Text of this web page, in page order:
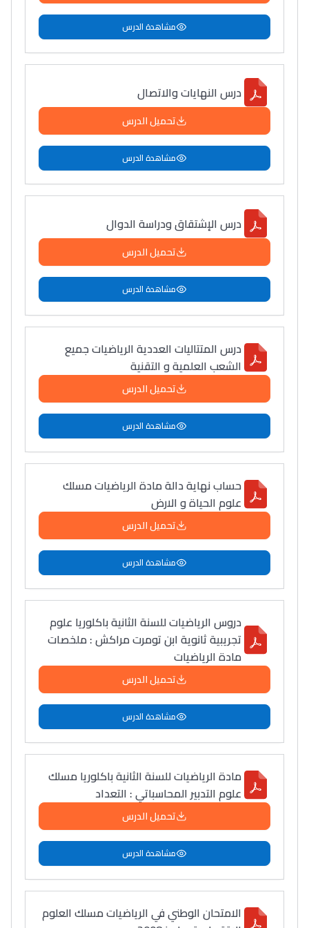
Lycée Maroc
Collège au Maroc
التعليم الثانوي الإعدادي
Post-Bac
Interviews/Vidéos
+ de 89 Interviews/Vidéos
دليل المهن
ما يزيد عن 149 مهنة
دليل التوجيه
التوجيه بالثانوي و الإعدادي
Ki Derti Liha
باش تقدر تساعد الناس
يلقاو التوازن من الدّاخل
ومن الخارج، بشرى
أمسكين بنات مسارها
خطوة بخطوة - مترجم
القراية و الخدمة فمجال
تقويم البصر مع المختصّة
مريم الزواكي
المبدع فمجال الديكور و
مشاهدة الدرس
درس النهايات والاتصال
تحميل الدرس
مشاهدة الدرس
درس الإشتقاق ودراسة الدوال
تحميل الدرس
مشاهدة الدرس
درس المتتاليات العددية الرياضيات جميع
الشعب العلمية و التقنية
تحميل الدرس
مشاهدة الدرس
حساب نهاية دالة مادة الرياضيات مسلك
علوم الحياة و الارض
تحميل الدرس
مشاهدة الدرس
دروس الرياضيات للسنة الثانية باكلوريا علوم
تجريبية ثانوية ابن تومرت مراكش : ملخصات
مادة الرياضيات
تحميل الدرس
مشاهدة الدرس
مادة الرياضيات للسنة الثانية باكلوريا مسلك
علوم التدبير المحاسباتي : التعداد
تحميل الدرس
مشاهدة الدرس
الامتحان الوطني في الرياضيات مسلك العلوم